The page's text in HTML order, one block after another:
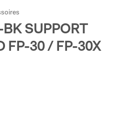
SUPPORT
FP-30 / FP-30X